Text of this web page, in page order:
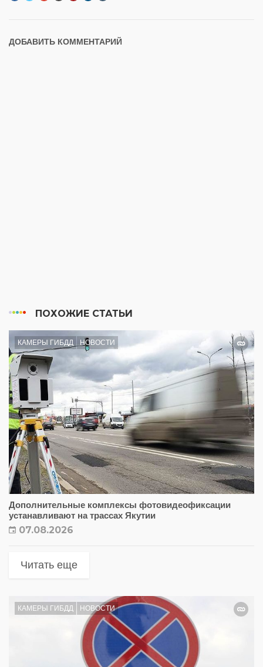
ДОБАВИТЬ КОММЕНТАРИЙ
ПОХОЖИЕ СТАТЬИ
КАМЕРЫ ГИБДД НОВОСТИ
Дополнительные комплексы фотовидеофиксации
устанавливают на трассах Якутии
07.08.2026
Читать еще
КАМЕРЫ ГИБДД НОВОСТИ